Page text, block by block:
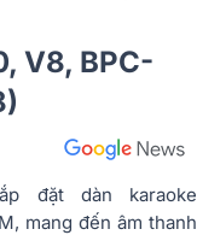
V8, BPC-
đặt dàn karaoke
mang đến âm thanh